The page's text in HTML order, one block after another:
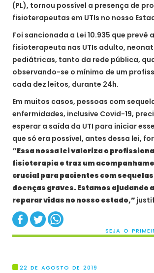
(PL), tornou possível a presença de
fisioterapeutas em UTIs no nosso
Foi sancionada a Lei 10.935 que prevê
fisioterapeuta nas UTIs adulto,
pediátricas, tanto da rede pública,
observando-se o mínimo de um
cada dez leitos, durante 24h.
Em muitos casos, pessoas com
enfermidades, inclusive Covid-19,
esperar a saída da UTI para iniciar
que só era possível, antes dessa lei,
“Essa nossa lei valoriza o
fisioterapia e traz um
crucial para pacientes com
doenças graves. Estamos ajudando
reparar vidas no nosso estado,”
SEJA O
22 DE AGOSTO DE 2019